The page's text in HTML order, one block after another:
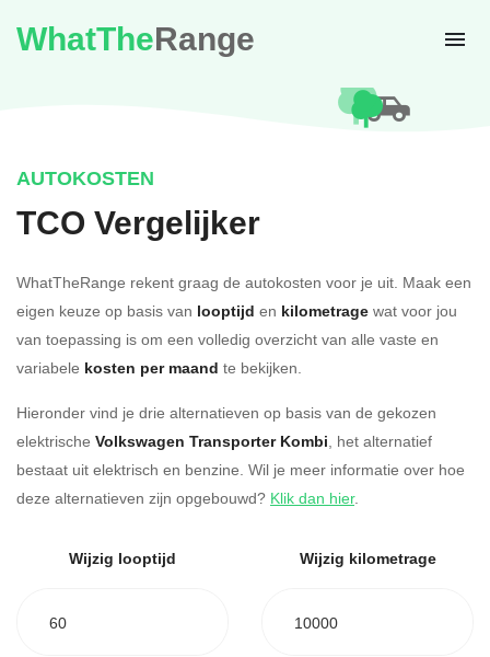
WhatTheRange
AUTOKOSTEN
TCO Vergelijker
WhatTheRange rekent graag de autokosten voor je uit. Maak een
eigen keuze op basis van looptijd en kilometrage wat voor jou
van toepassing is om een volledig overzicht van alle vaste en
variabele kosten per maand te bekijken.
Hieronder vind je drie alternatieven op basis van de gekozen
elektrische Volkswagen Transporter Kombi, het alternatief
bestaat uit elektrisch en benzine. Wil je meer informatie over hoe
deze alternatieven zijn opgebouwd? Klik dan hier.
Wijzig looptijd
60
Wijzig kilometrage
10000